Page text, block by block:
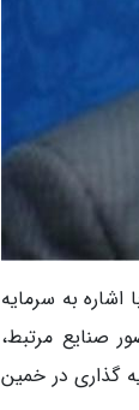
اشاره به سرمایه
صنایع مرتبط،
گذاری در خمین